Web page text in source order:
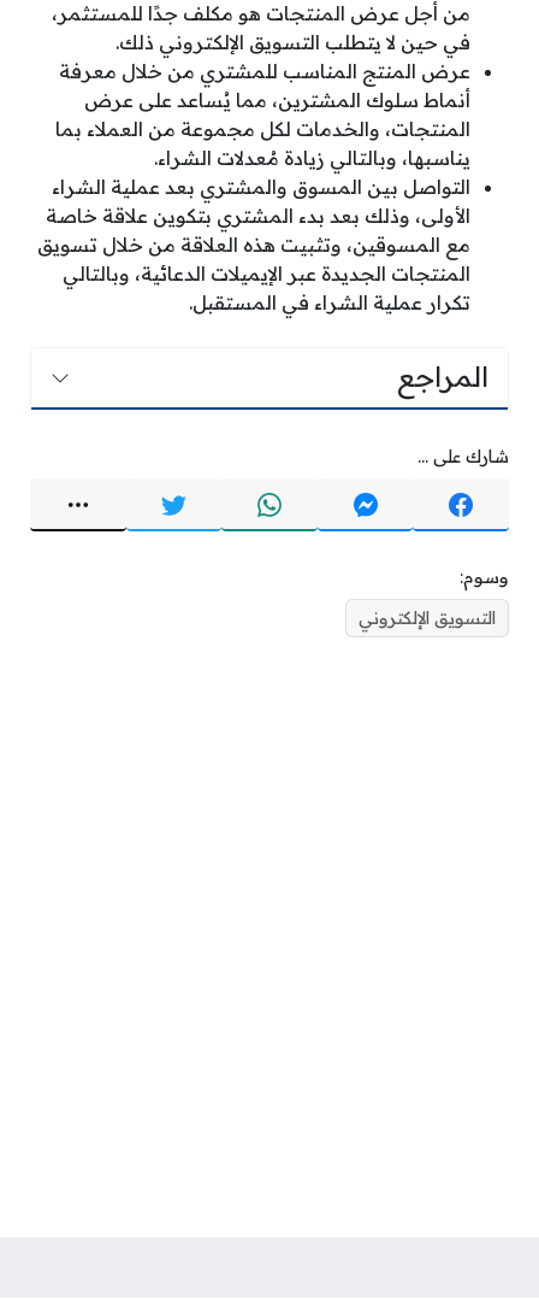
من أجل عرض المنتجات هو مكلف جدًا للمستثمر،
في حين لا يتطلب التسويق الإلكتروني ذلك.
عرض المنتج المناسب للمشتري من خلال معرفة
أنماط سلوك المشترين، مما يُساعد على عرض
المنتجات، والخدمات لكل مجموعة من العملاء بما
يناسبها، وبالتالي زيادة مُعدلات الشراء.
التواصل بين المسوق والمشتري بعد عملية الشراء
الأولى، وذلك بعد بدء المشتري بتكوين علاقة خاصة
مع المسوقين، وتثبيت هذه العلاقة من خلال تسويق
المنتجات الجديدة عبر الإيميلات الدعائية، وبالتالي
تكرار عملية الشراء في المستقبل.
المراجع
شارك على ...
وسوم:
التسويق الإلكتروني